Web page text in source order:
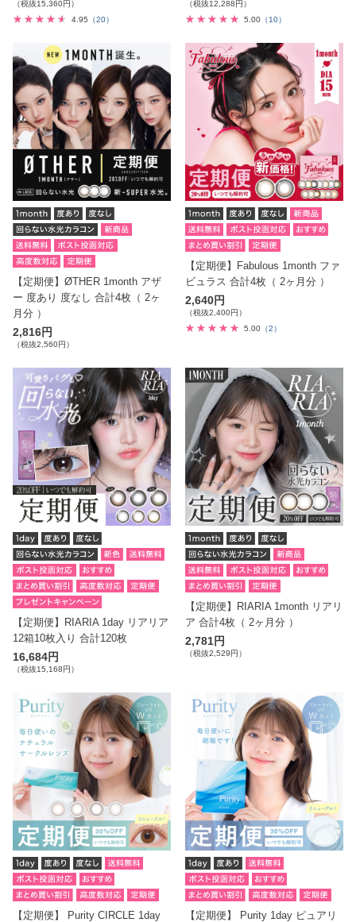
（税抜15,360円）
4.95 （20）
（税抜12,288円）
5.00 （10）
【定期便】ØTHER 1month アザ
ー 度あり 度なし 合計4枚（ 2ヶ
月分 ）
2,816円
（税抜2,560円）
【定期便】Fabulous 1month ファ
ビュラス 合計4枚（ 2ヶ月分 ）
2,640円
（税抜2,400円）
5.00 （2）
【定期便】RIARIA 1day リアリア
12箱10枚入り 合計120枚
16,684円
（税抜15,168円）
【定期便】RIARIA 1month リアリ
ア 合計4枚（ 2ヶ月分 ）
2,781円
（税抜2,529円）
【定期便】 Purity CIRCLE 1day
【定期便】 Purity 1day ピュアリ